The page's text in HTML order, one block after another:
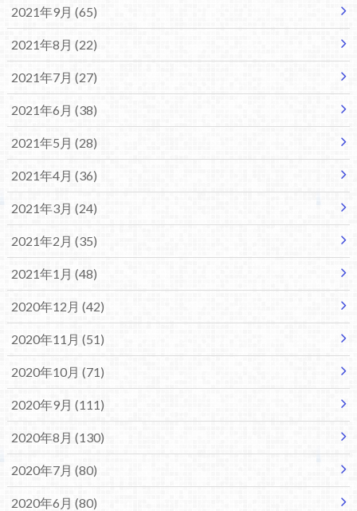
2021年9月 (65)
2021年8月 (22)
2021年7月 (27)
2021年6月 (38)
2021年5月 (28)
2021年4月 (36)
2021年3月 (24)
2021年2月 (35)
2021年1月 (48)
2020年12月 (42)
2020年11月 (51)
2020年10月 (71)
2020年9月 (111)
2020年8月 (130)
2020年7月 (80)
2020年6月 (80)